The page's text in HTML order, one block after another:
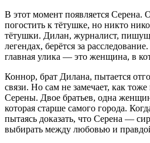
В этот момент появляется Серена.
погостить к тётушке, но никто
тётушки. Дилан, журналист,
легендах, берётся за
главная улика — это женщина, в
Коннор, брат Дилана, пытается
связи. Но сам не замечает, как
Серены. Двое братьев, одна
которая старше самого города.
пытаясь доказать, что Серена —
выбирать между любовью и